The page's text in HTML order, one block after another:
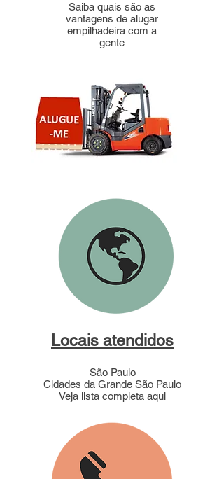
Saiba quais são as
vantagens de alugar
empilhadeira com a
gente
Locais atendidos
São Paulo
Cidades da Grande São Paulo
Veja lista completa aqui